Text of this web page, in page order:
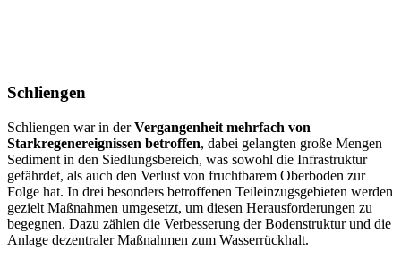
Schliengen
Schliengen war in derVergangenheit mehrfach von
Starkregenereignissen betroffen, dabei gelangten große Mengen
Sediment in den Siedlungsbereich, was sowohl die Infrastruktur
gefährdet, als auch den Verlust von fruchtbarem Oberboden zur
Folge hat. In drei besonders betroffenen Teileinzugsgebieten werden
gezielt Maßnahmen umgesetzt, um diesen Herausforderungen zu
begegnen. Dazu zählen die Verbesserung der Bodenstruktur und die
Anlage dezentraler Maßnahmen zum Wasserrückhalt.